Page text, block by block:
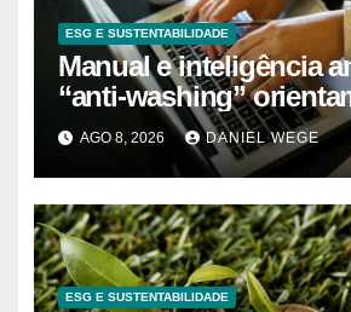
ESG E SUSTENTABILIDADE
Manual e inteligência
“anti-washing”
empresas
AGO 8, 2026 DANIEL WEGE
ESG E SUSTENTABILIDADE